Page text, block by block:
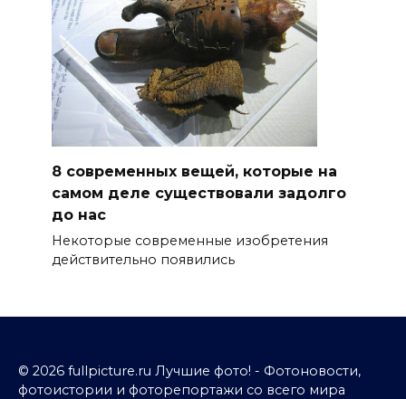
8 современных вещей, которые на
самом деле существовали задолго
до нас
Некоторые современные изобретения
действительно появились
© 2026 fullpicture.ru Лучшие фото! - Фотоновости,
фотоистории и фоторепортажи со всего мира